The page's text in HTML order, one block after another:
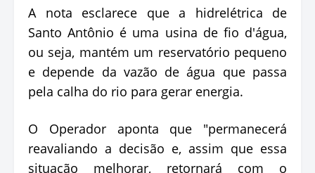
A nota esclarece que a hidrelétrica de
Santo Antônio é uma usina de fio d'água,
ou seja, mantém um reservatório pequeno
e depende da vazão de água que passa
pela calha do rio para gerar energia.
O Operador aponta que "permanecerá
reavaliando a decisão e, assim que essa
situação melhorar, retornará com o